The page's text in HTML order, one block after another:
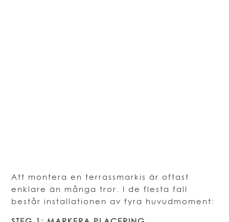
Att montera en terrassmarkis är oftast
enklare än många tror. I de flesta fall
består installationen av fyra huvudmoment: